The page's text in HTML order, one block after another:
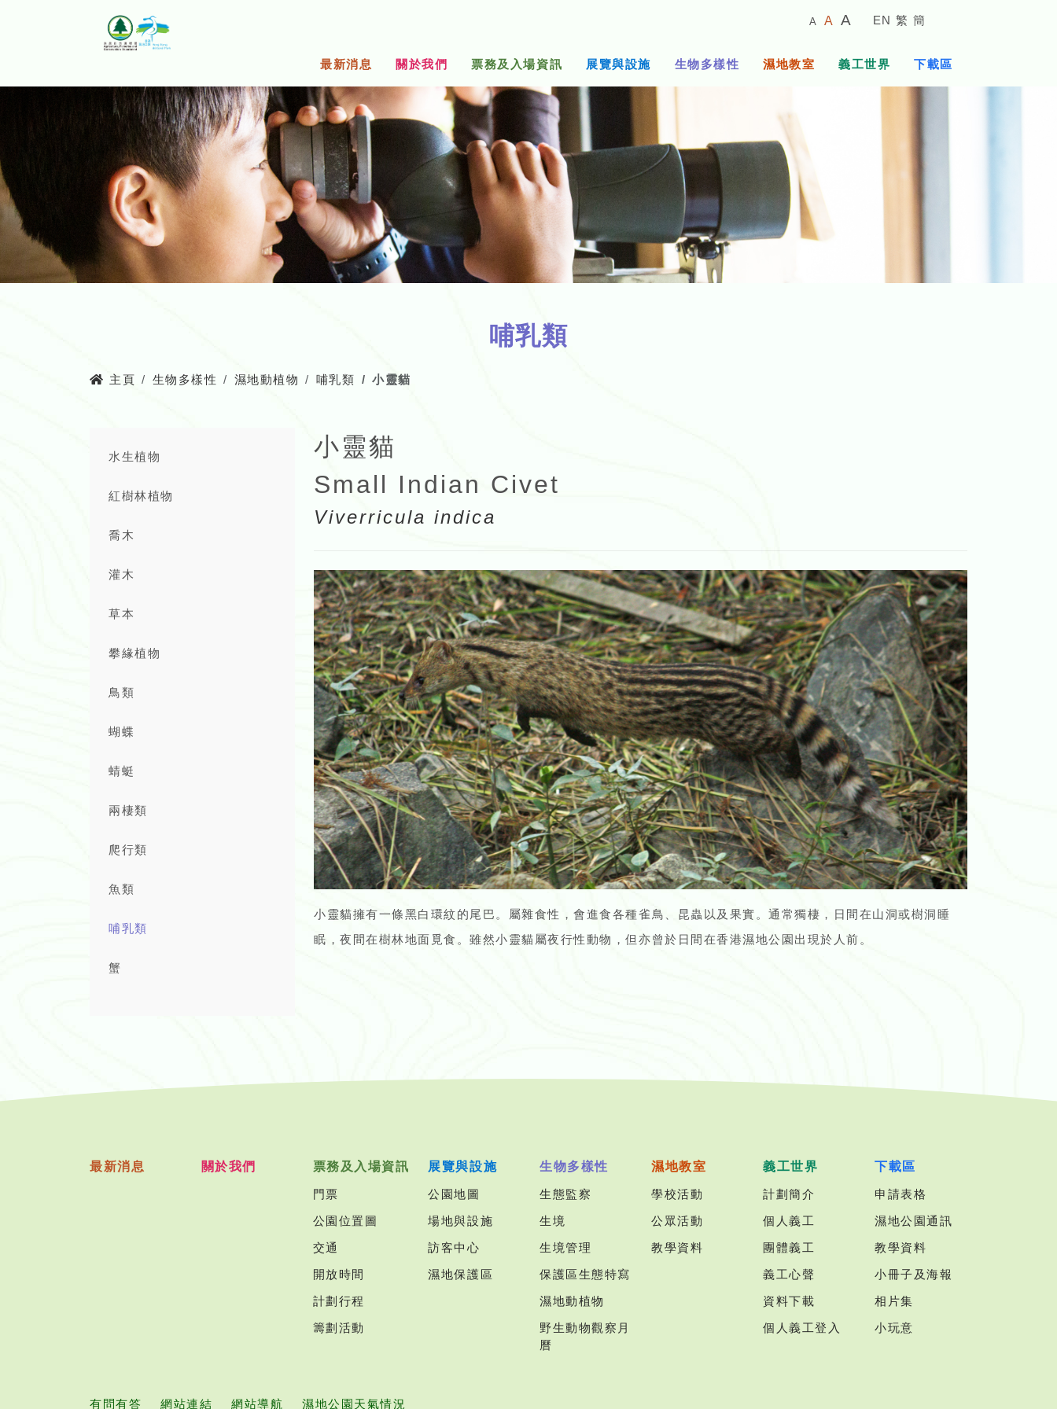
A
較
A
預
字
體
A
的
EN 繁 簡
最新消息 關於我們 票務及入場資訊 展覽與設施 生物多樣性 濕地教室 義工世界 下載區
哺乳類
主頁 生物多樣性 濕地動植物 哺乳類 小靈貓
水生植物
紅樹林植物
喬木
灌木
草本
攀緣植物
鳥類
蝴蝶
蜻蜓
兩棲類
爬行類
魚類
哺乳類
蟹
小靈貓
Small Indian Civet
Viverricula indica
小靈貓擁有一條黑白環紋的尾巴。屬雜食性，會進食各種雀鳥、昆蟲以及果實。通常獨棲，日間在山洞或樹洞睡
眠，夜間在樹林地面覓食。雖然小靈貓屬夜行性動物，但亦曾於日間在香港濕地公園出現於人前。
最新消息 關於我們 票務及入場資訊
門票
公園位置圖
交通
開放時間
計劃行程
籌劃活動
展覽與設施
公園地圖
場地與設施
訪客中心
濕地保護區
生物多樣性
生態監察
生境
生境管理
保護區生態特寫
濕地動植物
野生動物觀察月
曆
濕地教室
學校活動
公眾活動
教學資料
義工世界
計劃簡介
個人義工
團體義工
義工心聲
資料下載
個人義工登入
下載區
申請表格
濕地公園通訊
教學資料
小冊子及海報
相片集
小玩意
有問有答 網站連結 網站導航 濕地公園天氣情況